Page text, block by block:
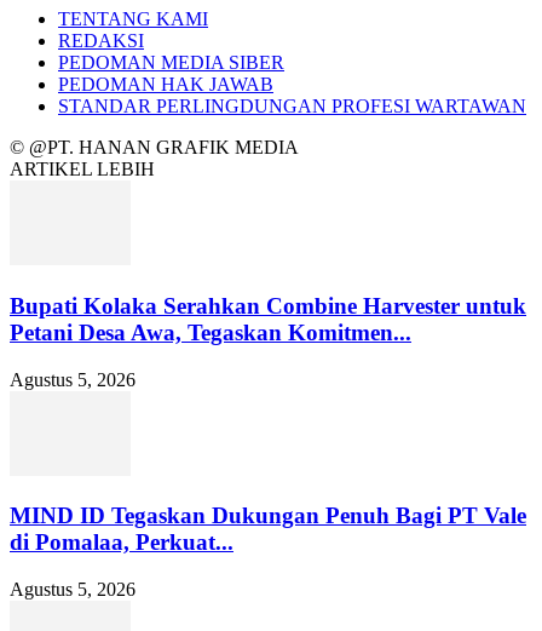
TENTANG KAMI
REDAKSI
PEDOMAN MEDIA SIBER
PEDOMAN HAK JAWAB
STANDAR PERLINGDUNGAN PROFESI WARTAWAN
© @PT. HANAN GRAFIK MEDIA
ARTIKEL LEBIH
Bupati Kolaka Serahkan Combine Harvester untuk
Petani Desa Awa, Tegaskan Komitmen...
Agustus 5, 2026
MIND ID Tegaskan Dukungan Penuh Bagi PT Vale
di Pomalaa, Perkuat...
Agustus 5, 2026